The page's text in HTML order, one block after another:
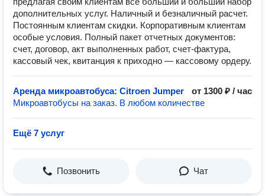
дополнительных услуг. Наличный и безналичный расчет.
Постоянным клиентам скидки. Корпоративным клиентам
особые условия. Полный пакет отчетных документов:
счет, договор, акт выполненных работ, счет-фактура,
кассовый чек, квитанция к приходно — кассовому ордеру.
Аренда микроавтобуса: Citroen Jumper
от 1300 ₽ / час
Микроавтобусы на заказ. В любом количестве
Ещё 7 услуг
Позвонить Чат